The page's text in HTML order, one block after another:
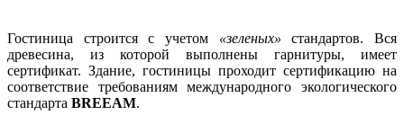
Гостиница строится с учетом «зеленых» стандартов. Вся
древесина, из которой выполнены гарнитуры, имеет
сертификат. Здание, гостиницы проходит сертификацию на
соответствие требованиям международного экологического
стандарта BREEAM.